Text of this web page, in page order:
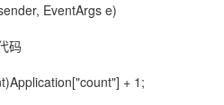
EventArgs e)
码
+ 1;